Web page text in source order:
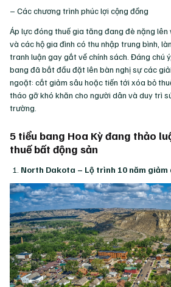
– Các chương trình phúc lợi cộng đồng
Áp lực đóng thuế gia tăng đang đè nặng
và các hộ gia đình có thu nhập trung bình,
tranh luận gay gắt về chính sách. Đáng chú
bang đã bắt đầu đặt lên bàn nghị sự các
ngoặt: cắt giảm sâu hoặc tiến tới xóa bỏ
tháo gỡ khó khăn cho người dân và duy trì
trường.
5 tiểu bang Hoa Kỳ đang thảo
thuế bất động sản
North Dakota – Lộ trình 10 năm giảm